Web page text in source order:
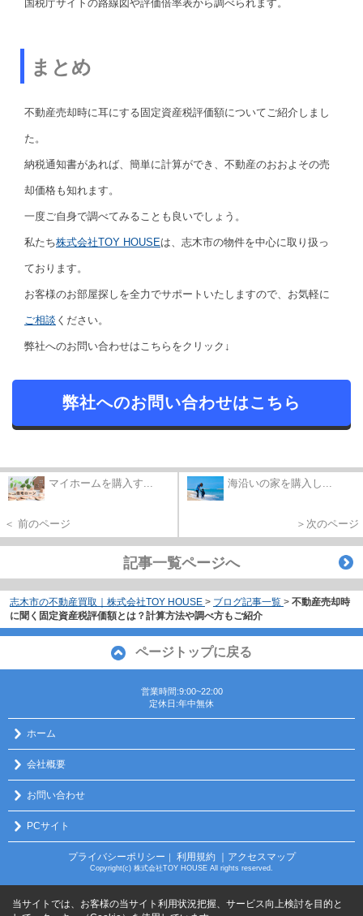
国税庁サイトの路線図や評価倍率表から調べられます。
まとめ
不動産売却時に耳にする固定資産税評価額についてご紹介しまし
た。
納税通知書があれば、簡単に計算ができ、不動産のおおよその売
却価格も知れます。
一度ご自身で調べてみることも良いでしょう。
私たち株式会社TOY HOUSEは、志木市の物件を中心に取り扱っ
ております。
お客様のお部屋探しを全力でサポートいたしますので、お気軽に
ご相談 ください。
弊社へのお問い合わせはこちらをクリック↓
弊社へのお問い合わせはこちら
マイホームを購入す...
＜ 前のページ
海沿いの家を購入し...
＞次のページ
記事一覧ページへ
志木市の不動産買取｜株式会社TOY HOUSE > ブログ記事一覧 > 不動産売却時
に聞く固定資産税評価額とは？計算方法や調べ方もご紹介
ページトップに戻る
営業時間:9:00~22:00
定休日:年中無休
ホーム
会社概要
お問い合わせ
PCサイト
プライバシーポリシー 利用規約 ｜アクセスマップ
Copyright(c) 株式会社TOY HOUSE All rights reserved.
当サイトでは、お客様の当サイト利用状況把握、サービス向上検討を目的と